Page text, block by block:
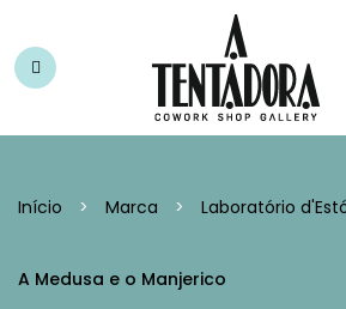
Início > Marca > Laboratório
A Medusa e o Manjerico